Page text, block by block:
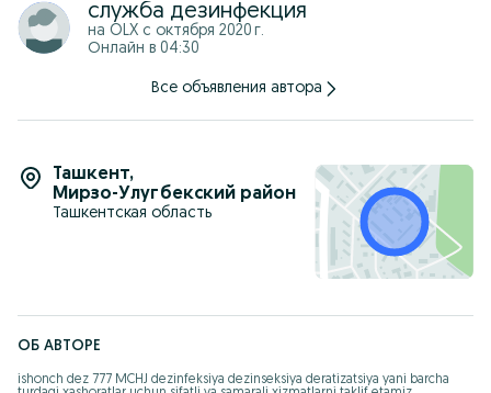
служба дезинфекция
на OLX с октября 2020 г.
Онлайн в 04:30
Все объявления автора
Ташкент,
Мирзо-Улугбекский район
Ташкентская область
ОБ АВТОРЕ
ishonch dez 777 MCHJ dezinfeksiya dezinseksiya deratizatsiya yani barcha